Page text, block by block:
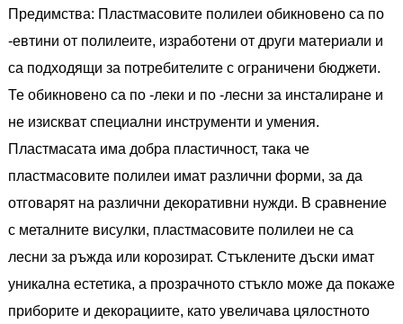
Предимства: Пластмасовите полилеи обикновено са по
-евтини от полилеите, изработени от други материали и
са подходящи за потребителите с ограничени бюджети.
Те обикновено са по -леки и по -лесни за инсталиране и
не изискват специални инструменти и умения.
Пластмасата има добра пластичност, така че
пластмасовите полилеи имат различни форми, за да
отговарят на различни декоративни нужди. В сравнение
с металните висулки, пластмасовите полилеи не са
лесни за ръжда или корозират. Стъклените дъски имат
уникална естетика, а прозрачното стъкло може да покаже
приборите и декорациите, като увеличава цялостното